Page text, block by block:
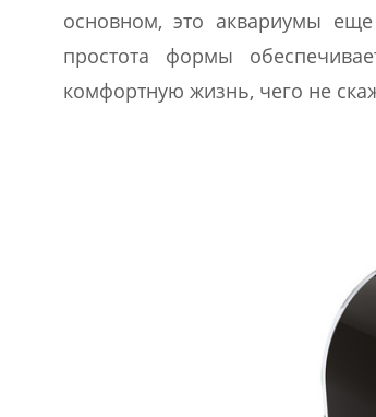
основном, это аквариумы
простота формы
комфортную жизнь, чего не